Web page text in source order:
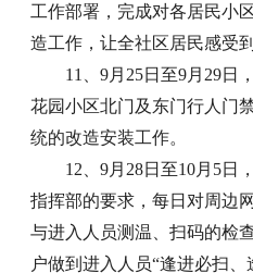
工作部署，完成对各居民小
造工作，让全社区居民感受
11、9月25日至9月29日
花园小区北门及东门行人门
统的改造安装工作。
12、9月28日至10月5日
指挥部的要求，每日对周边
与进入人员测温、扫码的检
户做到进入人员“逢进必扫、